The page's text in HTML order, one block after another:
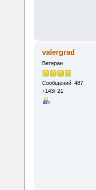
valergrad
Ветеран
Сообщений: 487
+143/-21